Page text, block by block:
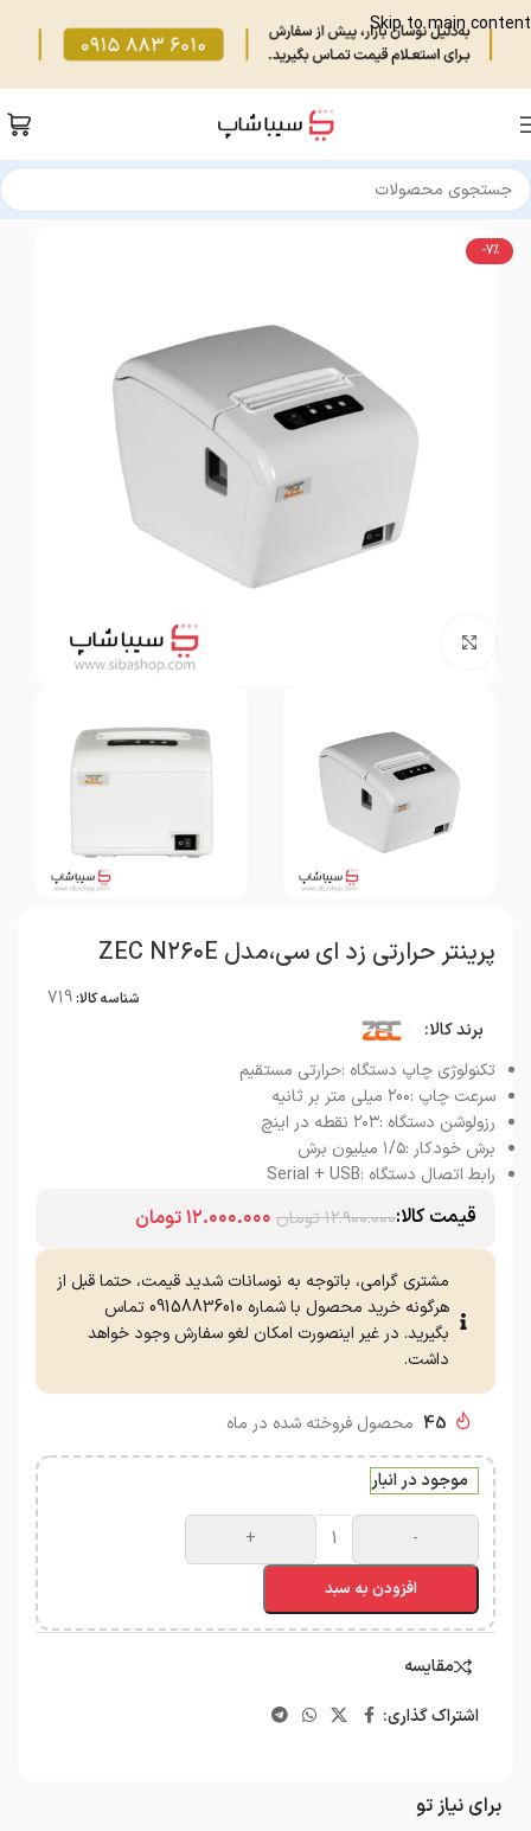
Skip to main content
خانه/تجهیزات فروشگاهی/فیش پرینتر، لیبل پرینتر/فیش پرینتر
-7%
پرینتر حرارتی زد ای سی،مدل ZEC N۲۶۰E
شناسه کالا:719
برند کالا:
تکنولوژی چاپ دستگاه :حرارتی مستقیم
سرعت چاپ :۲0۰ میلی متر بر ثانیه
رزولوشن دستگاه :۲۰۳ نقطه در اینچ
برش خودکار :۱/۵ میلیون برش
رابط اتصال دستگاه :Serial + USB
قیمت کالا:۱۲.۹۰۰.۰۰۰تومان ۱۲.۰۰۰.۰۰۰تومان
مشتری گرامی، باتوجه به نوسانات شدید قیمت، حتما قبل از
هرگونه خرید محصول با شماره 09158836010 تماس
بگیرید. در غیر اینصورت امکان لغو سفارش وجود خواهد
داشت.
45 محصول فروخته شده در ماه
موجود در انبار
-
+
افزودن به سبد
مقایسه
اشتراک گذاری:
برای نیاز تو